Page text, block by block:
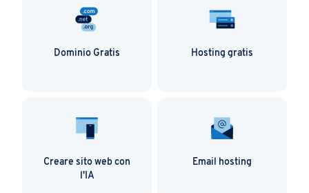
Dominio Gratis Hosting gratis
Creare sito web con
l'IA
Email hosting